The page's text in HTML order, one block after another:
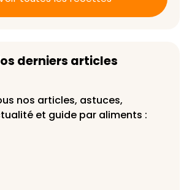
derniers articles
nos articles, astuces,
et guide par aliments :